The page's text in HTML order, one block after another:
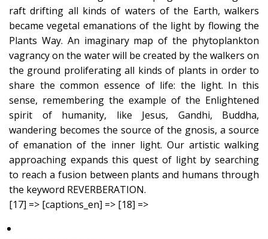
raft drifting all kinds of waters of the Earth, walkers
became vegetal emanations of the light by flowing the
Plants Way. An imaginary map of the phytoplankton
vagrancy on the water will be created by the walkers on
the ground proliferating all kinds of plants in order to
share the common essence of life: the light. In this
sense, remembering the example of the Enlightened
spirit of humanity, like Jesus, Gandhi, Buddha,
wandering becomes the source of the gnosis, a source
of emanation of the inner light. Our artistic walking
approaching expands this quest of light by searching
to reach a fusion between plants and humans through
the keyword REVERBERATION.
[17] => [captions_en] => [18] =>